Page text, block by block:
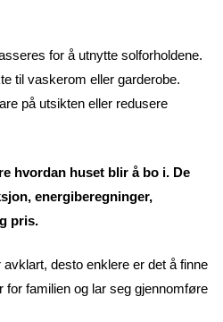
for å utnytte solforholdene.
til vaskerom eller garderobe.
på utsikten eller redusere
hvordan huset blir å bo i. De
energiberegninger,
pris.
desto enklere er det å finne
for familien og lar seg gjennomføre